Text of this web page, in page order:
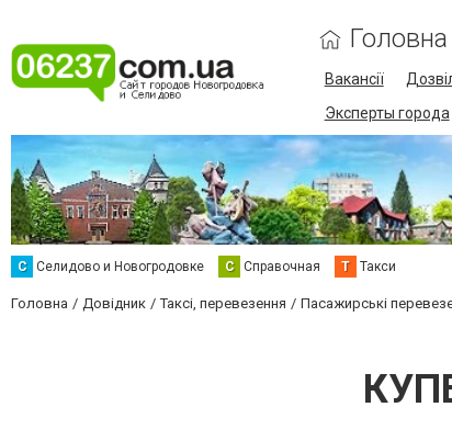
Головна
Вакансії
Эксперты города
С Селидово и Новогродовке С Справочная Т Такси
Головна Довідник Таксі, перевезення Пасажирські